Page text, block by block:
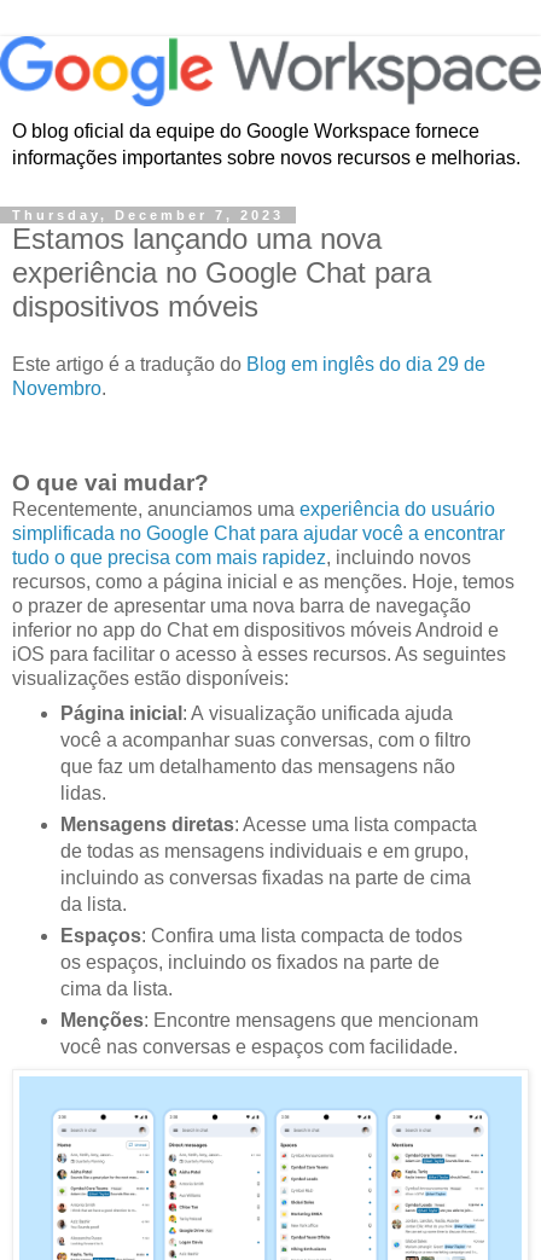
O blog oficial da equipe do Google Workspace fornece
informações importantes sobre novos recursos e melhorias.
Thursday, December 7, 2023
Estamos lançando uma nova
experiência no Google Chat para
dispositivos móveis
Este artigo é a tradução do Blog em inglês do dia 29 de
Novembro.
O que vai mudar?
Recentemente, anunciamos uma experiência do usuário
simplificada no Google Chat para ajudar você a encontrar
tudo o que precisa com mais rapidez, incluindo novos
recursos, como a página inicial e as menções. Hoje, temos
o prazer de apresentar uma nova barra de navegação
inferior no app do Chat em dispositivos móveis Android e
iOS para facilitar o acesso à esses recursos. As seguintes
visualizações estão disponíveis:
Página inicial : A visualização unificada ajuda
você a acompanhar suas conversas, com o filtro
que faz um detalhamento das mensagens não
lidas.
Mensagens diretas: Acesse uma lista compacta
de todas as mensagens individuais e em grupo,
incluindo as conversas fixadas na parte de cima
da lista.
Espaços: Confira uma lista compacta de todos
os espaços, incluindo os fixados na parte de
cima da lista.
Menções: Encontre mensagens que mencionam
você nas conversas e espaços com facilidade.